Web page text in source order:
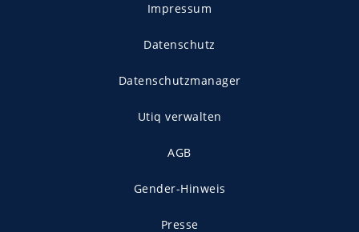
Impressum
Datenschutz
Datenschutzmanager
Utiq verwalten
AGB
Gender-Hinweis
Presse